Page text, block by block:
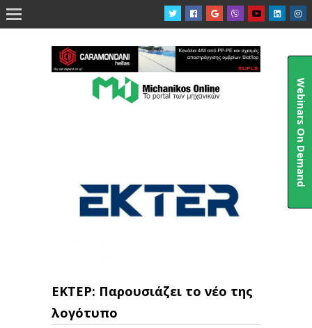

ΕΚΤΕΡ: Παρουσιάζει το νέο της
λογότυπο
Webinars On Demand